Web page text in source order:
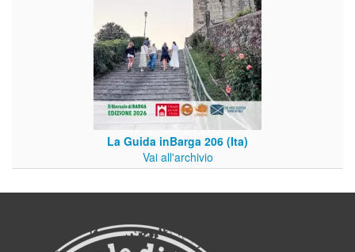
La Guida inBarga 206 (Ita)
Vai all'archivio